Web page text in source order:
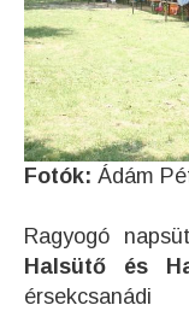
Fotók: Ádám
Ragyogó
Halsütő és